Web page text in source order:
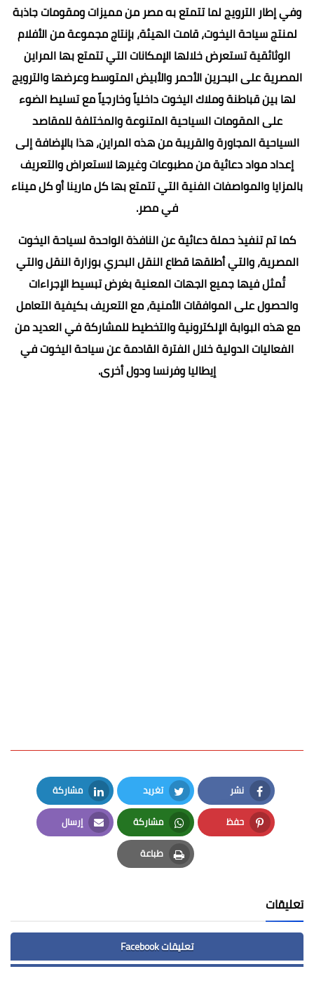
وفي إطار الترويج لما تتمتع به مصر من مميزات ومقومات جاذبة
لمنتج سياحة اليخوت، قامت الهيئة، بإنتاج مجموعة من الأفلام
الوثائقية تستعرض خلالها الإمكانات التي تتمتع بها المراين
المصرية على البحرين الأحمر والأبيض المتوسط وعرضها والترويج
لها بين قباطنة وملاك اليخوت داخلياً وخارجياً مع تسليط الضوء
على المقومات السياحية المتنوعة والمختلفة للمقاصد
السياحية المجاورة والقريبة من هذه المراين، هذا بالإضافة إلى
إعداد مواد دعائية من مطبوعات وغيرها لاستعراض والتعريف
بالمزايا والمواصفات الفنية التي تتمتع بها كل مارينا أو كل ميناء
في مصر.
كما تم تنفيذ حملة دعائية عن النافذة الواحدة لسياحة اليخوت
المصرية، والتي أطلقها قطاع النقل البحري بوزارة النقل والتي
تُمثل فيها جميع الجهات المعنية بغرض تبسيط الإجراءات
والحصول على الموافقات الأمنية، مع التعريف بكيفية التعامل
مع هذه البوابة الإلكترونية والتخطيط للمشاركة في العديد من
الفعاليات الدولية خلال الفترة القادمة عن سياحة اليخوت في
إيطاليا وفرنسا ودول أخرى.
نشر
Facebook
تغريد
Twitter
مشاركة
LinkedIn
حفظ
Pinterest
مشاركة
Whatsapp
إرسال
Email
طباعة
Print
تعليقات
تعليقات Facebook